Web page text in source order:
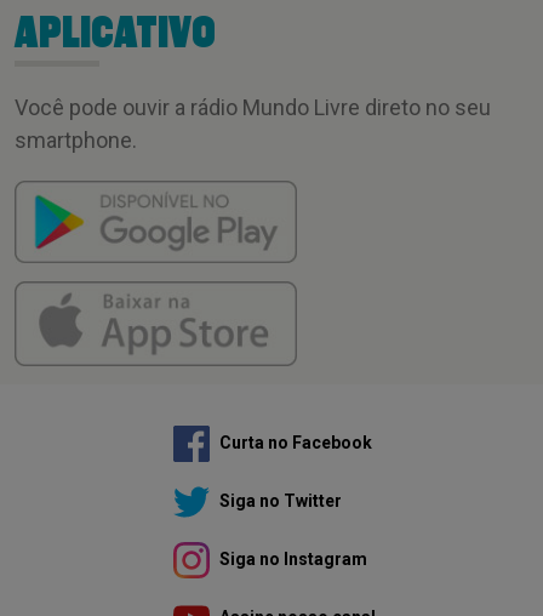
APLICATIVO
Você pode ouvir a rádio Mundo Livre direto no seu
smartphone.
Curta no Facebook
Siga no Twitter
Siga no Instagram